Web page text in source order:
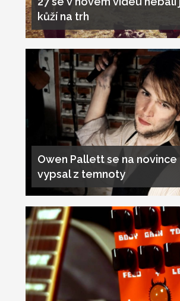
kůží na trh
Owen Pallett se na novince
vypsal z temnoty